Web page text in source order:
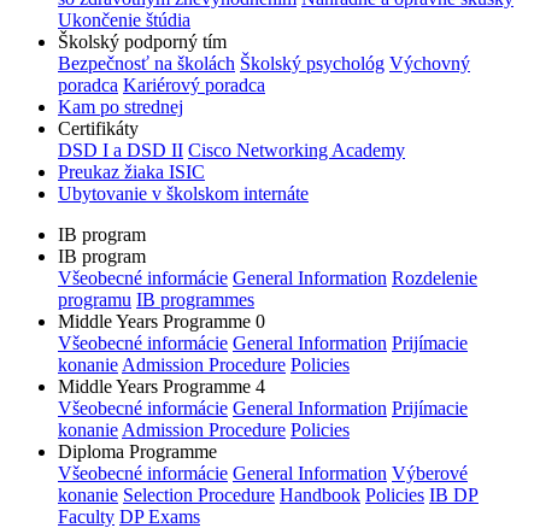
Ukončenie štúdia
Školský podporný tím
Bezpečnosť na školách Školský psychológ Výchovný
poradca Kariérový poradca
Kam po strednej
Certifikáty
DSD I a DSD II Cisco Networking Academy
Preukaz žiaka ISIC
Ubytovanie v školskom internáte
IB program
IB program
Všeobecné informácie General Information Rozdelenie
programu IB programmes
Middle Years Programme 0
Všeobecné informácie General Information Prijímacie
konanie Admission Procedure Policies
Middle Years Programme 4
Všeobecné informácie General Information Prijímacie
konanie Admission Procedure Policies
Diploma Programme
Všeobecné informácie General Information Výberové
konanie Selection Procedure Handbook Policies IB DP
Faculty DP Exams